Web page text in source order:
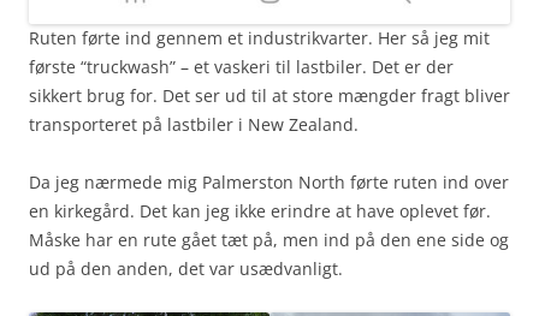
Ruten førte ind gennem et industrikvarter. Her så jeg mit
første “truckwash” – et vaskeri til lastbiler. Det er der
sikkert brug for. Det ser ud til at store mængder fragt bliver
transporteret på lastbiler i New Zealand.
Da jeg nærmede mig Palmerston North førte ruten ind over
en kirkegård. Det kan jeg ikke erindre at have oplevet før.
Måske har en rute gået tæt på, men ind på den ene side og
ud på den anden, det var usædvanligt.